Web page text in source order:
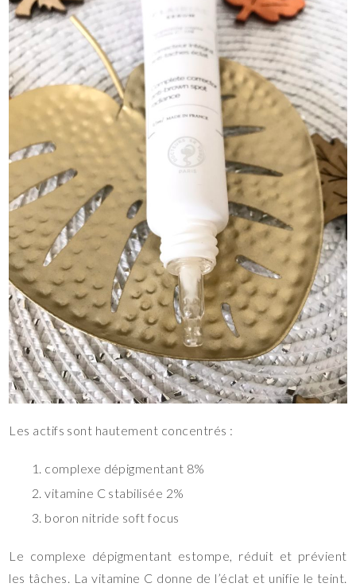
Les actifs sont hautement concentrés :
complexe dépigmentant 8%
vitamine C stabilisée 2%
boron nitride soft focus
Le complexe dépigmentant estompe, réduit et prévient
les tâches. La vitamine C donne de l’éclat et unifie le teint.